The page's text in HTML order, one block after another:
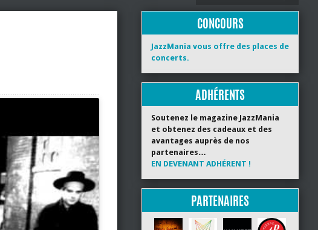
CONCOURS
JazzMania vous offre des places de
concerts.
ADHÉRENTS
Soutenez le magazine JazzMania
et obtenez des cadeaux et des
avantages auprès de nos
partenaires…
EN DEVENANT ADHÉRENT !
PARTENAIRES